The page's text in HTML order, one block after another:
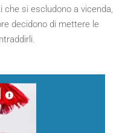
si escludono a vicenda,
decidono di mettere le